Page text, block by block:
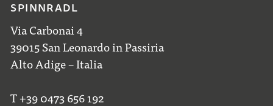
SPINNRADL
Via Carbonai 4
39015 San Leonardo in Passiria
Alto Adige – Italia
T +39 0473 656 192